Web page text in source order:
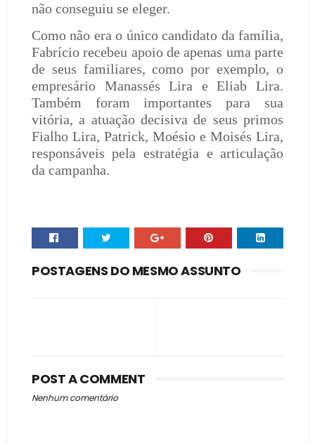
não conseguiu se eleger.
Como não era o único candidato da família,
Fabrício recebeu apoio de apenas uma parte
de seus familiares, como por exemplo, o
empresário Manassés Lira e Eliab Lira.
Também foram importantes para sua
vitória, a atuação decisiva de seus primos
Fialho Lira, Patrick, Moésio e Moisés Lira,
responsáveis pela estratégia e articulação
da campanha.
POSTAGENS DO MESMO ASSUNTO
POST A COMMENT
Nenhum comentário